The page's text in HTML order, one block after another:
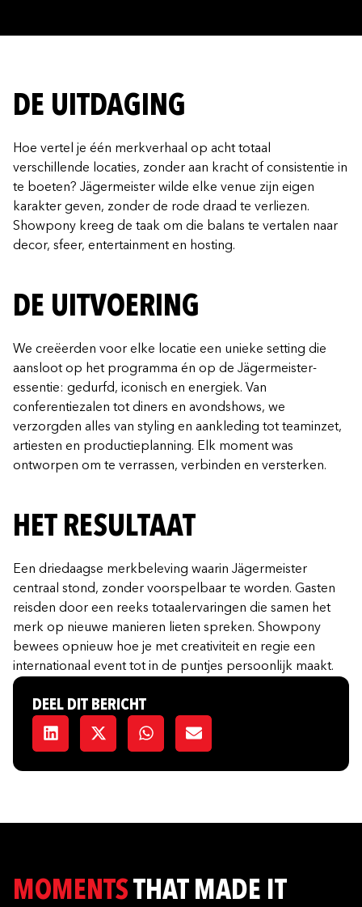
DE UITDAGING
Hoe vertel je één merkverhaal op acht totaal
verschillende locaties, zonder aan kracht of consistentie in
te boeten? Jägermeister wilde elke venue zijn eigen
karakter geven, zonder de rode draad te verliezen.
Showpony kreeg de taak om die balans te vertalen naar
decor, sfeer, entertainment en hosting.
DE UITVOERING
We creëerden voor elke locatie een unieke setting die
aansloot op het programma én op de Jägermeister-
essentie: gedurfd, iconisch en energiek. Van
conferentiezalen tot diners en avondshows, we
verzorgden alles van styling en aankleding tot teaminzet,
artiesten en productieplanning. Elk moment was
ontworpen om te verrassen, verbinden en versterken.
HET RESULTAAT
Een driedaagse merkbeleving waarin Jägermeister
centraal stond, zonder voorspelbaar te worden. Gasten
reisden door een reeks totaalervaringen die samen het
merk op nieuwe manieren lieten spreken. Showpony
bewees opnieuw hoe je met creativiteit en regie een
internationaal event tot in de puntjes persoonlijk maakt.
DEEL DIT BERICHT
MOMENTSTHAT MADE IT